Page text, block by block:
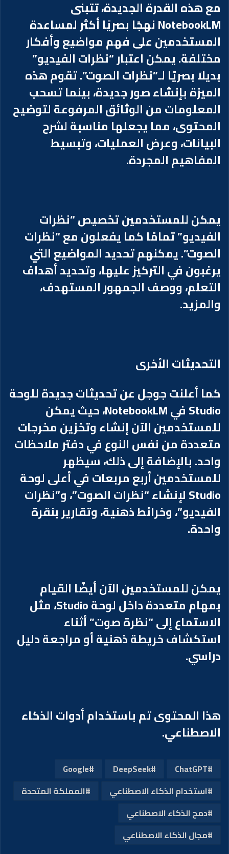
مع هذه القدرة الجديدة، تتبنى
NotebookLM نهجًا بصريًا أكثر لمساعدة
المستخدمين على فهم مواضيع وأفكار
مختلفة. يمكن اعتبار “نظرات الفيديو”
بديلاً بصريًا لـ”نظرات الصوت”. تقوم هذه
الميزة بإنشاء صور جديدة، بينما تسحب
المعلومات من الوثائق المرفوعة لتوضيح
المحتوى، مما يجعلها مناسبة لشرح
البيانات، وعرض العمليات، وتبسيط
المفاهيم المجردة.
يمكن للمستخدمين تخصيص “نظرات
الفيديو” تمامًا كما يفعلون مع “نظرات
الصوت”. يمكنهم تحديد المواضيع التي
يرغبون في التركيز عليها، وتحديد أهداف
التعلم، ووصف الجمهور المستهدف،
والمزيد.
التحديثات الأخرى
كما أعلنت جوجل عن تحديثات جديدة للوحة
Studio في NotebookLM، حيث يمكن
للمستخدمين الآن إنشاء وتخزين مخرجات
متعددة من نفس النوع في دفتر ملاحظات
واحد. بالإضافة إلى ذلك، سيظهر
للمستخدمين أربع مربعات في أعلى لوحة
Studio لإنشاء “نظرات الصوت”، و”نظرات
الفيديو”، وخرائط ذهنية، وتقارير بنقرة
واحدة.
يمكن للمستخدمين الآن أيضًا القيام
بمهام متعددة داخل لوحة Studio، مثل
الاستماع إلى “نظرة صوت” أثناء
استكشاف خريطة ذهنية أو مراجعة دليل
دراسي.
هذا المحتوى تم باستخدام أدوات الذكاء
الاصطناعي.
ChatGPT
DeepSeek
Google
استخدام الذكاء الاصطناعي
المملكة المتحدة
دمج الذكاء الاصطناعي
مجال الذكاء الاصطناعي